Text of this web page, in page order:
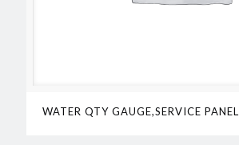
WATER QTY GAUGE,SERVICE PANEL